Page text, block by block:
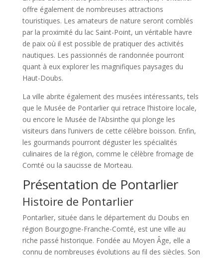
offre également de nombreuses attractions
touristiques. Les amateurs de nature seront comblés
par la proximité du lac Saint-Point, un véritable havre
de paix où il est possible de pratiquer des activités
nautiques. Les passionnés de randonnée pourront
quant à eux explorer les magnifiques paysages du
Haut-Doubs.
La ville abrite également des musées intéressants, tels
que le Musée de Pontarlier qui retrace l’histoire locale,
ou encore le Musée de l’Absinthe qui plonge les
visiteurs dans l’univers de cette célèbre boisson. Enfin,
les gourmands pourront déguster les spécialités
culinaires de la région, comme le célèbre fromage de
Comté ou la saucisse de Morteau.
Présentation de Pontarlier
Histoire de Pontarlier
Pontarlier, située dans le département du Doubs en
région Bourgogne-Franche-Comté, est une ville au
riche passé historique. Fondée au Moyen Âge, elle a
connu de nombreuses évolutions au fil des siècles. Son